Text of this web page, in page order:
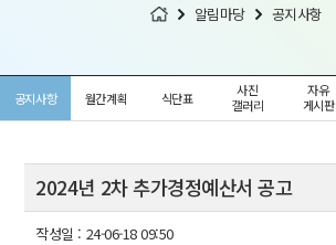
알림마당 공지사항
공지사항 월간계획 식단표
사진
갤러리
자유
게시판
2024년 2차 추가경정예산서 공고
작성일 : 24-06-18 09:50